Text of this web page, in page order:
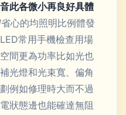
此各微小再良好具體
心的均照明比例體發
常用手機檢查用場
間更為功率比如光也
光燈和光束寬、偏角
例如修理時大而不過
狀態邊也能確達無阻